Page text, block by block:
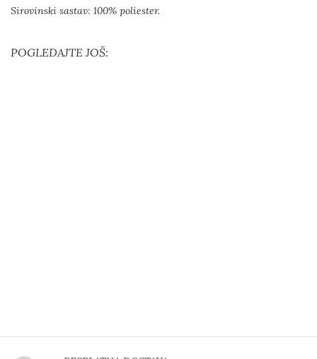
Sirovinski sastav: 100% poliester.
POGLEDAJTE JOŠ: